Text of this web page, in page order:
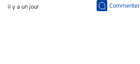
il y a un jour Commenter